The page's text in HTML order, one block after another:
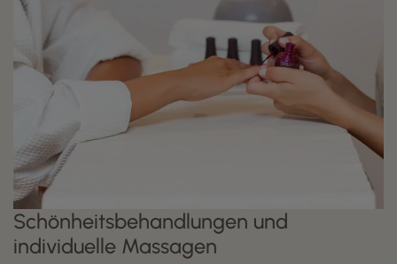
Schönheitsbehandlungen und
individuelle Massagen